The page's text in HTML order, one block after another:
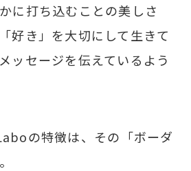
に打ち込むことの美しさ
好き」を大切にして生きて
ッセージを伝えているよう
の特徴は、その「ボーダ